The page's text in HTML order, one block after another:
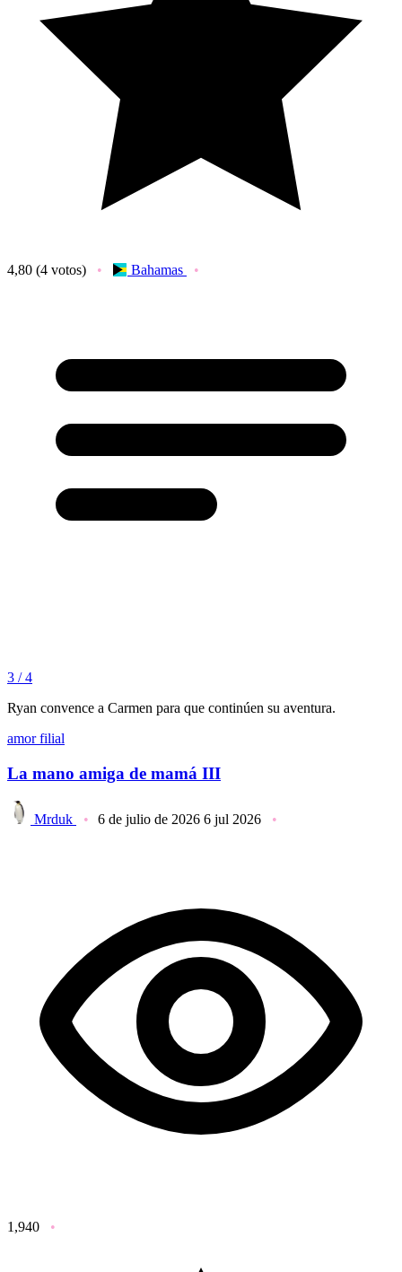
4,80 (4 votos) Bahamas
3 / 4
Ryan convence a Carmen para que continúen su aventura.
amor filial
La mano amiga de mamá III
Mrduk 6 de julio de 2026 6 jul 2026
1,940